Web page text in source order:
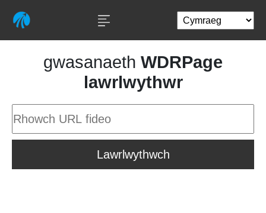
gwasanaeth WDRPage
lawrlwythwr
Lawrlwythwch